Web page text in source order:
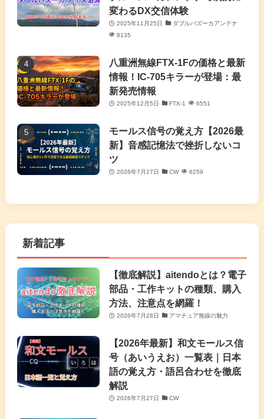
変わるDX交信体験
2025年11月25日
ダブルバズーカアンテナ
8135
八重洲無線FTX-1Fの価格と最新
情報！IC-705キラーが登場：最
新発売情報
2025年12月5日 FTX-1 6551
モールス信号の覚え方【2026最
新】音感記憶法で挫折しないコ
ツ
2026年7月27日 CW 6259
新着記事
【徹底解説】aitendoとは？電子
部品・工作キットの種類、購入
方法、注意点を網羅！
2026年7月28日 アマチュア無線の魅力
【2026年最新】和文モールス信
号（あいうえお）一覧表｜日本
語の覚え方・語呂合わせを徹底
解説
2026年7月27日 CW